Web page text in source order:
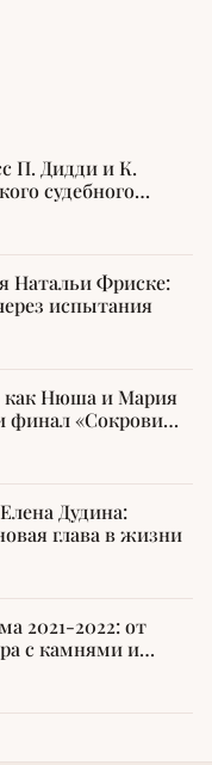
П. Дидди и К.
судебного
Натальи Фриске:
испытания
как Нюша и Мария
финал «Сокровищ
Дудина:
глава в жизни
2021-2022: от
с камнями и